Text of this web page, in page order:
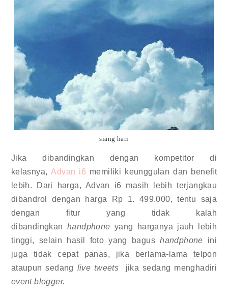
siang hari
Jika dibandingkan dengan kompetitor di
kelasnya,Advan i6 memiliki keunggulan dan benefit
lebih. Dari harga, Advan i6 masih lebih terjangkau
dibandrol dengan harga Rp 1. 499.000, tentu saja
dengan fitur yang tidak kalah
dibandingkan handphone yang harganya jauh lebih
tinggi, selain hasil foto yang bagushandphone ini
juga tidak cepat panas, jika berlama-lama telpon
ataupun sedang live tweets
jika sedang menghadiri
event blogger.